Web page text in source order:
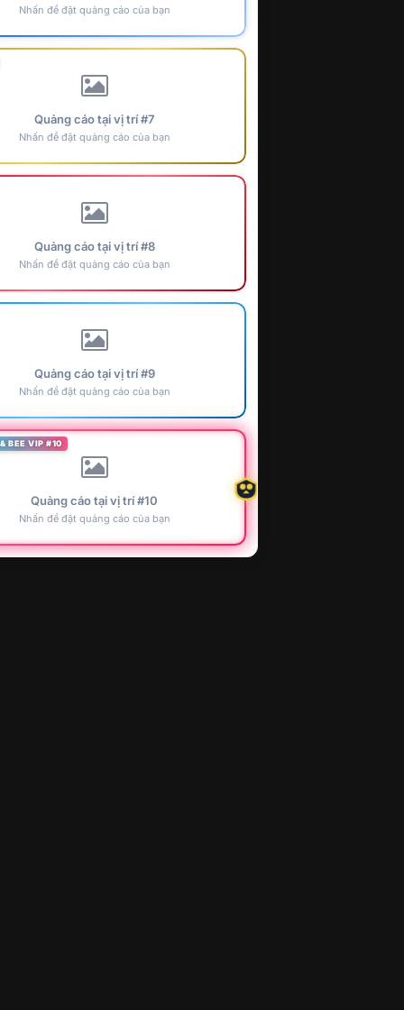
Nhấn để đặt quảng cáo của bạn
Quảng cáo tại vị trí #7
Nhấn để đặt quảng cáo của bạn
Quảng cáo tại vị trí #8
Nhấn để đặt quảng cáo của bạn
Quảng cáo tại vị trí #9
Nhấn để đặt quảng cáo của bạn
BEE VIP #10
Quảng cáo tại vị trí #10
Nhấn để đặt quảng cáo của bạn